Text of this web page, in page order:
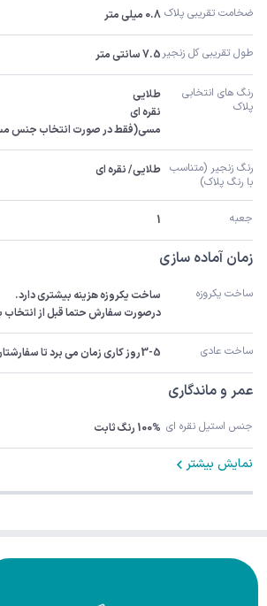
ضخامت تقریبی پلاک 0.8 میلی متر
طول تقریبی کل زنجیر 7.5 سانتی متر
پلاک
مسی(فقط در صورت انتخاب جنس
با رنگ پلاک)
طلایی/ نقره ای
جعبه 1
زمان آماده سازی
ساخت یکروزه
درصورت سفارش حتما قبل از انتخاب
ساخت عادی 3-5روز کاری زمان می برد تا سفارشتان ساخته شود.
عمر و ماندگاری
جنس استیل نقره ای 100% رنگ ثابت
نمایش بیشتر